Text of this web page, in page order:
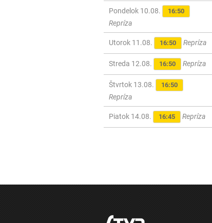
Pondelok 10.08. 16:50
Repríza
Utorok 11.08. 16:50 Repríza
Streda 12.08. 16:50 Repríza
Štvrtok 13.08. 16:50
Repríza
Piatok 14.08. 16:45 Repríza